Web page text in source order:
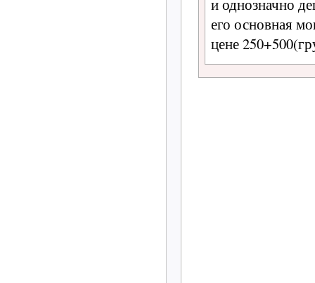
и однозначно
его основная
цене